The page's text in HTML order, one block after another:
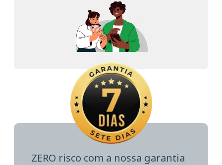
ZERO risco com a nossa garantia